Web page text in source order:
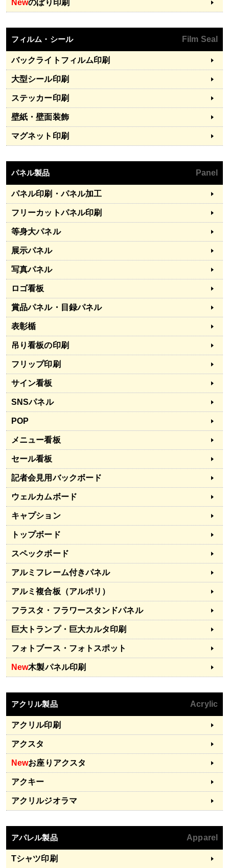
Newのぼり印刷
フィルム・シール Film Seal
バックライトフィルム印刷
大型シール印刷
ステッカー印刷
壁紙・壁面装飾
マグネット印刷
パネル製品 Panel
パネル印刷・パネル加工
フリーカットパネル印刷
等身大パネル
展示パネル
写真パネル
ロゴ看板
賞品パネル・目録パネル
表彰楯
吊り看板の印刷
フリップ印刷
サイン看板
SNSパネル
POP
メニュー看板
セール看板
記者会見用バックボード
ウェルカムボード
キャプション
トップボード
スペックボード
アルミフレーム付きパネル
アルミ複合板（アルポリ）
フラスタ・フラワースタンドパネル
巨大トランプ・巨大カルタ印刷
フォトブース・フォトスポット
New木製パネル印刷
アクリル製品 Acrylic
アクリル印刷
アクスタ
Newお座りアクスタ
アクキー
アクリルジオラマ
アパレル製品 Apparel
Tシャツ印刷